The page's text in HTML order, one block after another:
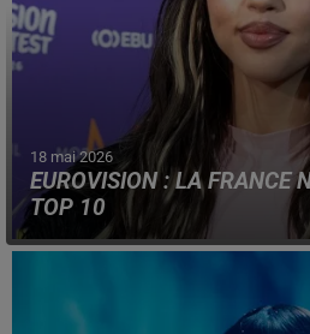
18 mai 2026
EUROVISION : LA FRANCE
TOP 10
Monroe et son titre "Regarde !"